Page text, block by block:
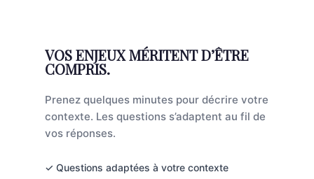
VOS ENJEUX MÉRITENT D’ÊTRE
COMPRIS.
Prenez quelques minutes pour décrire votre
contexte. Les questions s’adaptent au fil de
vos réponses.
✓ Questions adaptées à votre contexte